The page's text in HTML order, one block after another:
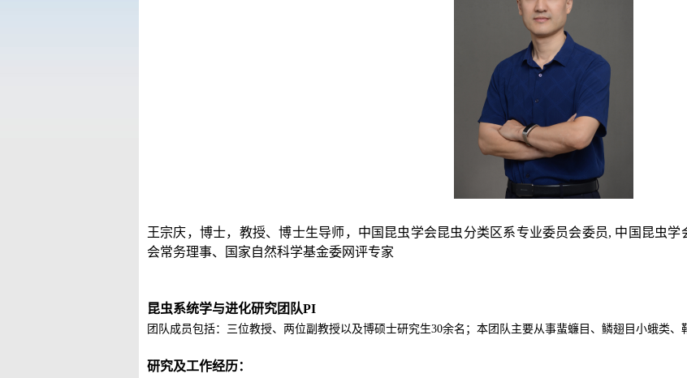
王宗庆，博士，教授、博士生导师， 中国昆虫学会昆虫分类区系专业委员会委员, 中国昆虫学
会常务理事、国家自然科学基金委网评专家
昆虫系统学与进化研究团队PI
团队成员包括：三位教授、两位副教授以及博硕士研究生30余名；本团队主要从事蜚蠊目、鳞翅目小蛾类、
研究及工作经历：